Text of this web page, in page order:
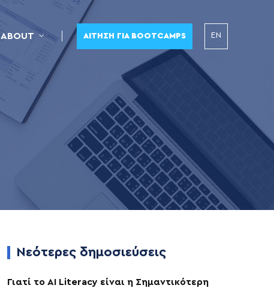
ABOUT ΑΊΤΗΣΗ ΓΙΑ BOOTCAMPS EN
Νεότερες δημοσιεύσεις
Γιατί το AI Literacy είναι η Σημαντικότερη